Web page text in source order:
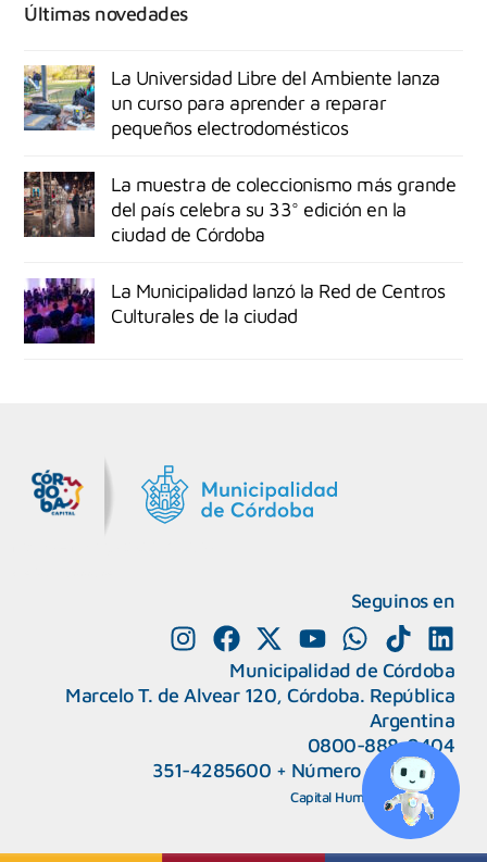
Últimas novedades
La Universidad Libre del Ambiente lanza
un curso para aprender a reparar
pequeños electrodomésticos
La muestra de coleccionismo más grande
del país celebra su 33° edición en la
ciudad de Córdoba
La Municipalidad lanzó la Red de Centros
Culturales de la ciudad
Seguinos en
Municipalidad de Córdoba
Marcelo T. de Alvear 120, Córdoba. República
Argentina
0800-888-0404
351-4285600 + Número de interno
Capital Humano|Webmail
CAPeM – Centro de Atención a Personas Migrantes y Refugiadas.